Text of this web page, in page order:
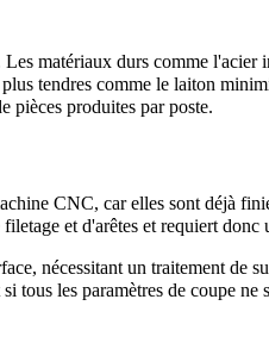
matériaux durs comme l'acier
tendres comme le laiton
pièces produites par poste.
CNC, car elles sont déjà
et d'arêtes et requiert donc
nécessitant un traitement de
les paramètres de coupe ne